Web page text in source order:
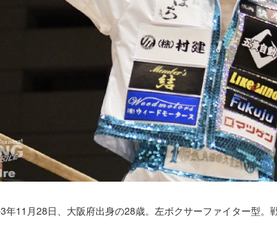
年11月28日、大阪府出身の28歳。左ボクサーファイター型。